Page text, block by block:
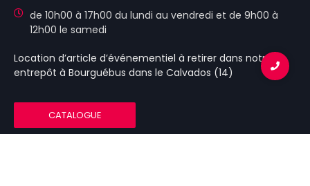
de 10h00 à 17h00 du lundi au vendredi et de 9h00 à
12h00 le samedi
Location d’article d’événementiel à retirer dans notre
entrepôt à Bourguébus dans le Calvados (14)
CATALOGUE